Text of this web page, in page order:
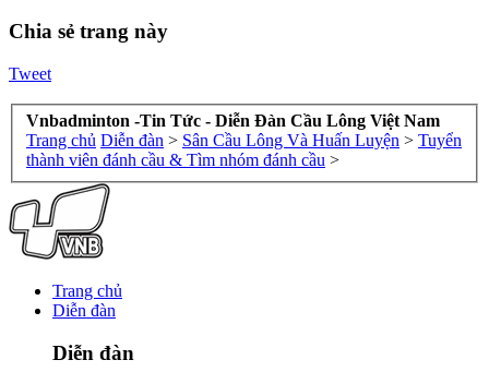
Chia sẻ trang này
Tweet
Vnbadminton -Tin Tức - Diễn Đàn Cầu Lông Việt Nam
Trang chủ Diễn đàn > Sân Cầu Lông Và Huấn Luyện > Tuyển
thành viên đánh cầu & Tìm nhóm đánh cầu >
Trang chủ
Diễn đàn
Diễn đàn